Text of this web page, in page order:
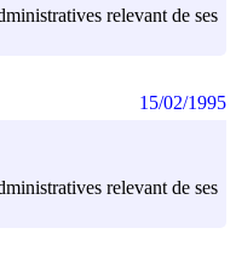
relevant de ses
relevant de ses
15/02/1995